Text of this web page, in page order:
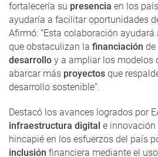
fortalecería su presencia en los
ayudaría a facilitar oportunidades
Afirmó: “Esta colaboración ayudará
que obstaculizan la financiación de
desarrollo y a ampliar los modelos
abarcar más proyectos que
desarrollo sostenible”.
Destacó los avances logrados por
infraestructura digital e
hincapié en los esfuerzos del país
inclusión financiera mediante el